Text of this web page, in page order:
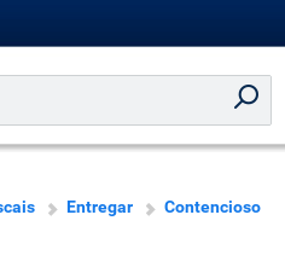
Entregar
Contencioso